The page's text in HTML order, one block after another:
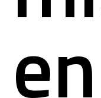
en